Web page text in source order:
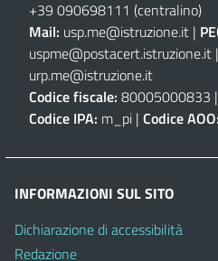
+39 090698111 (centralino)
Mail: usp.me@istruzione.it |
uspme@postacert.istruzione.it |
urp.me@istruzione.it
Codice fiscale: 80005000833 |
Codice IPA: m_pi | Codice AOO:
INFORMAZIONI SUL SITO
Dichiarazione di accessibilità
Redazione